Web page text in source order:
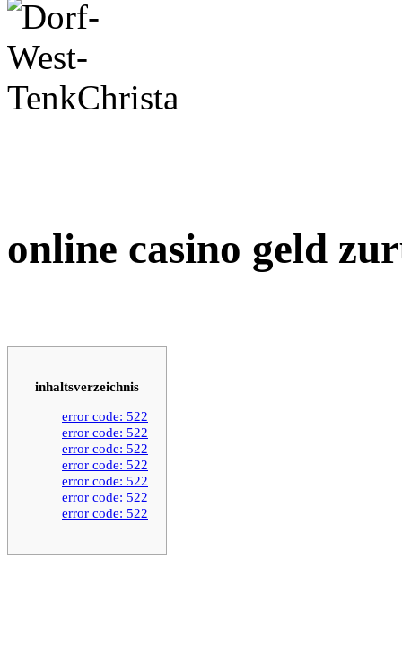
online casino geld
inhaltsverzeichnis
error code: 522
error code: 522
error code: 522
error code: 522
error code: 522
error code: 522
error code: 522